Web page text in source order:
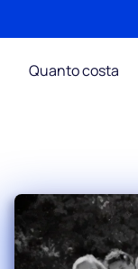
Quanto costa